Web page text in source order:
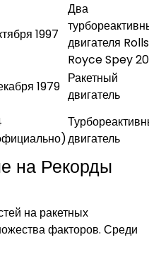
1997
Два
двигателя
Royce Spey
1979
Ракетный
двигатель
двигатель
на Рекорды
на ракетных
факторов. Среди